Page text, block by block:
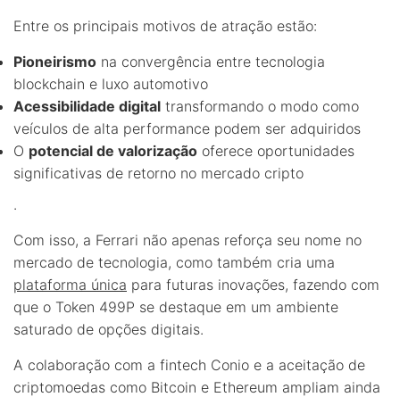
Entre os principais motivos de atração estão:
Pioneirismo na convergência entre tecnologia
blockchain e luxo automotivo
Acessibilidade digital transformando o modo como
veículos de alta performance podem ser adquiridos
O potencial de valorização oferece oportunidades
significativas de retorno no mercado cripto
.
Com isso, a Ferrari não apenas reforça seu nome no
mercado de tecnologia, como também cria uma
plataforma única para futuras inovações, fazendo com
que o Token 499P se destaque em um ambiente
saturado de opções digitais.
A colaboração com a fintech Conio e a aceitação de
criptomoedas como Bitcoin e Ethereum ampliam ainda